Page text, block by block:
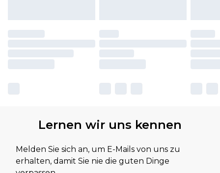
Lernen wir uns kennen
Melden Sie sich an, um E-Mails von uns zu
erhalten, damit Sie nie die guten Dinge